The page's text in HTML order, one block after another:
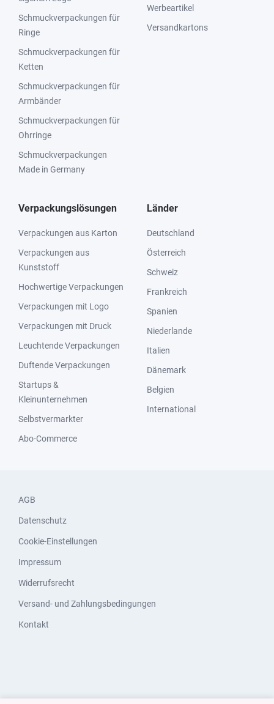
Schmuckverpackungen für
Ringe
Schmuckverpackungen für
Ketten
Schmuckverpackungen für
Armbänder
Schmuckverpackungen für
Ohrringe
Schmuckverpackungen
Made in Germany
Werbeartikel
Versandkartons
Verpackungslösungen
Verpackungen aus Karton
Verpackungen aus
Kunststoff
Hochwertige Verpackungen
Verpackungen mit Logo
Verpackungen mit Druck
Leuchtende Verpackungen
Duftende Verpackungen
Startups &
Kleinunternehmen
Selbstvermarkter
Abo-Commerce
Länder
Deutschland
Österreich
Schweiz
Frankreich
Spanien
Niederlande
Italien
Dänemark
Belgien
International
AGB
Datenschutz
Cookie-Einstellungen
Impressum
Widerrufsrecht
Versand- und Zahlungsbedingungen
Kontakt